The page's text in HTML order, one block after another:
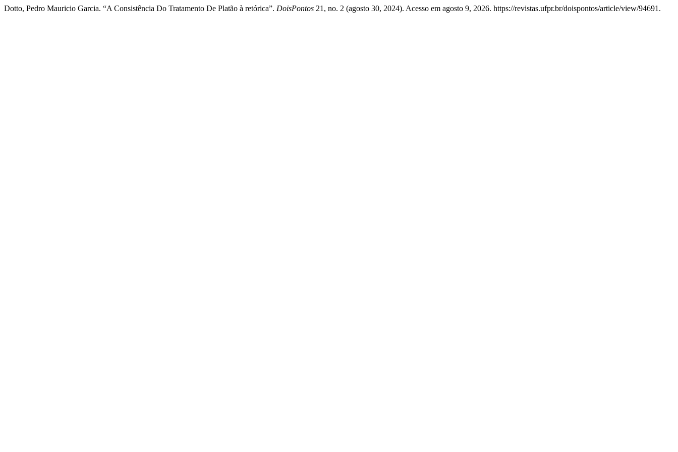
Dotto, Pedro Mauricio Garcia. “A Consistência Do Tratamento De Platão à retórica”. DoisPontos 21, no. 2 (agosto 30, 2024). Acesso em agosto 9, 2026. https://revistas.ufpr.br/doispontos/article/view/94691.